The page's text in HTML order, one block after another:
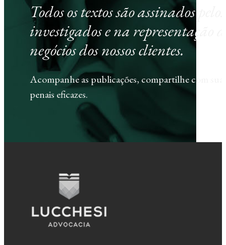
Todos os textos são assinados
investigados e na representação
negócios dos nossos clientes.
Acompanhe as publicações, compartilhe com
penais eficazes.